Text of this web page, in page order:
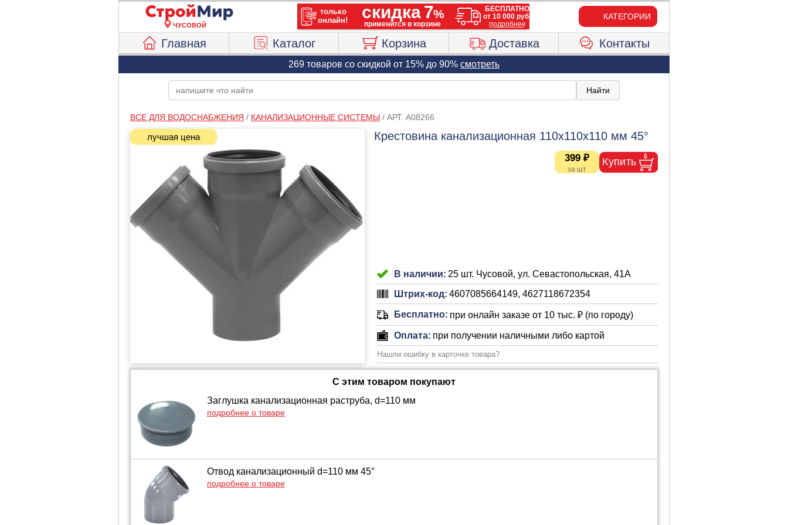
ЧУСОВОЙ
КАТЕГОРИИ
Главная Каталог Корзина Доставка Контакты
269 товаров со скидкой от 15% до 90% смотреть
ВСЕ ДЛЯ ВОДОСНАБЖЕНИЯ / КАНАЛИЗАЦИОННЫЕ СИСТЕМЫ/ АРТ. A08266
Крестовина канализационная 110х110х110 мм 45°
399 ₽
В наличии: 25 шт. Чусовой, ул. Севастопольская, 41А
Штрих-код: 4607085664149, 4627118672354
Бесплатно: при онлайн заказе от 10 тыс. ₽ (по городу)
Оплата: при получении наличными либо картой
Нашли ошибку в карточке товара?
С этим товаром покупают
Заглушка канализационная раструба, d=110 мм
подробнее о товаре
Отвод канализационный d=110 мм 45°
подробнее о товаре